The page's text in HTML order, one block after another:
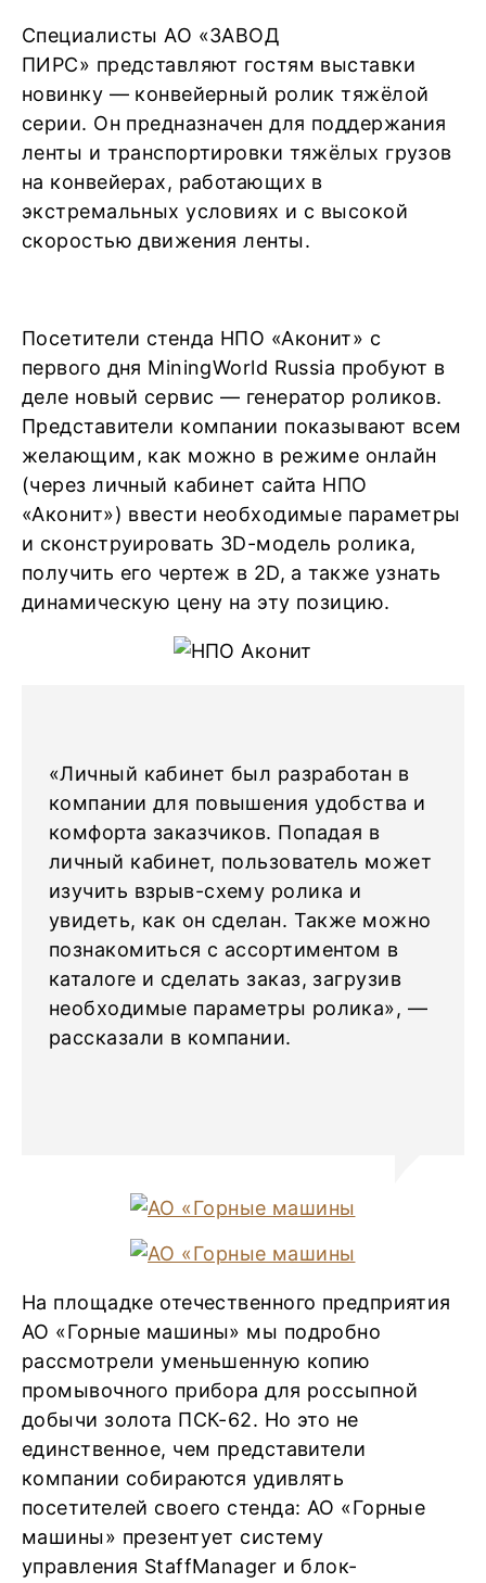
Специалисты АО «ЗАВОД
ПИРС» представляют гостям выставки
новинку — конвейерный ролик тяжёлой
серии. Он предназначен для поддержания
ленты и транспортировки тяжёлых грузов
на конвейерах, работающих в
экстремальных условиях и с высокой
скоростью движения ленты.
Посетители стенда НПО «Аконит» с
первого дня MiningWorld Russia пробуют в
деле новый сервис — генератор роликов.
Представители компании показывают всем
желающим, как можно в режиме онлайн
(через личный кабинет сайта НПО
«Аконит») ввести необходимые параметры
и сконструировать 3D-модель ролика,
получить его чертеж в 2D, а также узнать
динамическую цену на эту позицию.
«Личный кабинет был разработан в
компании для повышения удобства и
комфорта заказчиков. Попадая в
личный кабинет, пользователь может
изучить взрыв-схему ролика и
увидеть, как он сделан. Также можно
познакомиться с ассортиментом в
каталоге и сделать заказ, загрузив
необходимые параметры ролика», —
рассказали в компании.
На площадке отечественного предприятия
АО «Горные машины» мы подробно
рассмотрели уменьшенную копию
промывочного прибора для россыпной
добычи золота ПСК-62. Но это не
единственное, чем представители
компании собираются удивлять
посетителей своего стенда: АО «Горные
машины» презентует систему
управления StaffManager и блок-